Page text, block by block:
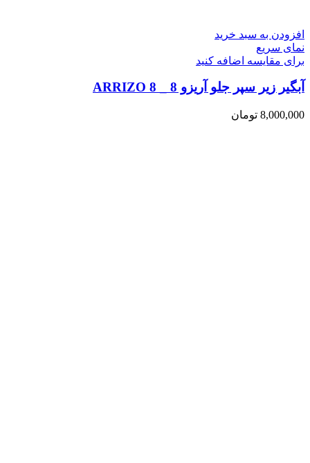
افزودن به سبد خرید
نمای سریع
برای مقایسه اضافه کنید
آبگیر زیر سپر جلو آریزو 8 _ ARRIZO 8
8,000,000 تومان